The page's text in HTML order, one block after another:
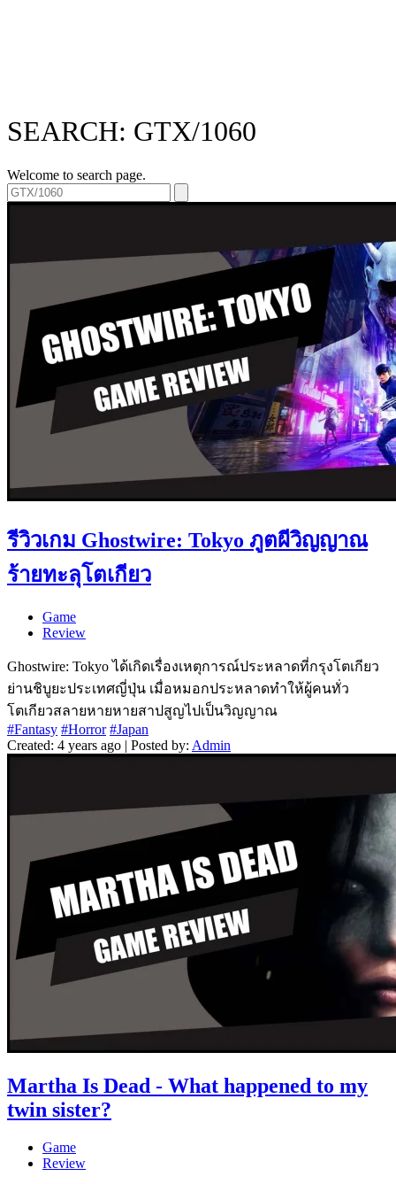
SEARCH: GTX/1060
Welcome to search page.
รีวิวเกม Ghostwire: Tokyo ภูตผีวิญญาณ
ร้ายทะลุโตเกียว
Game
Review
Ghostwire: Tokyo ได้เกิดเรื่องเหตุการณ์ประหลาดที่กรุงโตเกียว
ย่านชิบูยะประเทศญี่ปุ่น เมื่อหมอกประหลาดทำให้ผู้คนทั่ว
โตเกียวสลายหายหายสาปสูญไปเป็นวิญญาณ
#Fantasy #Horror #Japan
Created: 4 years ago | Posted by: Admin
Martha Is Dead - What happened to my
twin sister?
Game
Review